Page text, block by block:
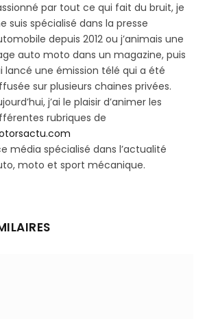
par tout ce qui fait du bruit, je
suis spécialisé dans la presse
depuis 2012 ou j’animais une
auto moto dans un magazine, puis
lancé une émission télé qui a été
sur plusieurs chaines privées.
j’ai le plaisir d’animer les
rubriques de
média spécialisé dans l’actualité
moto et sport mécanique.